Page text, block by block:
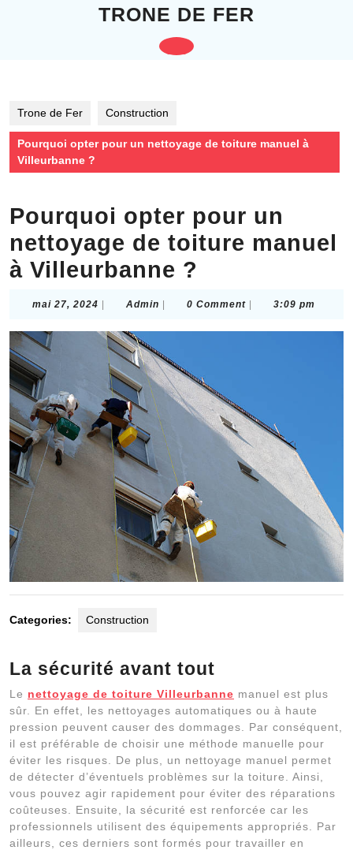
TRONE DE FER
Open
Trone de Fer Construction
Pourquoi opter pour un nettoyage de toiture manuel à
Villeurbanne ?
Pourquoi opter pour un
nettoyage de toiture manuel
à Villeurbanne ?
mai 27, 2024 mai
2024
Admin Admin0 Comment 3:09 pm
Categories: Construction
La sécurité avant tout
Le nettoyage de toiture Villeurbanne manuel est plus
sûr. En effet, les nettoyages automatiques ou à haute
pression peuvent causer des dommages. Par conséquent,
il est préférable de choisir une méthode manuelle pour
éviter les risques. De plus, un nettoyage manuel permet
de détecter d’éventuels problèmes sur la toiture. Ainsi,
vous pouvez agir rapidement pour éviter des réparations
coûteuses. Ensuite, la sécurité est renforcée car les
professionnels utilisent des équipements appropriés. Par
ailleurs, ces derniers sont formés pour travailler en